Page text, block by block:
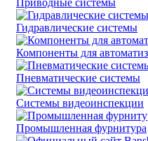
Приводные системы
Гидравлические системы
Компоненты для
Пневматические системы
Системы видеоинспекции
Промышленная фурнитура